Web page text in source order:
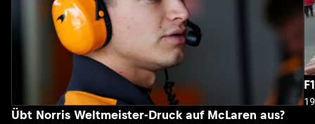
Übt Norris Weltmeister-Druck auf McLaren aus?